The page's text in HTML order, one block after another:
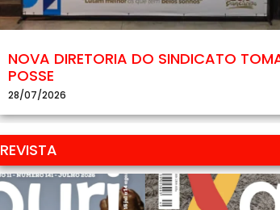
NOVA DIRETORIA DO SINDICATO
POSSE
28/07/2026
REVISTA